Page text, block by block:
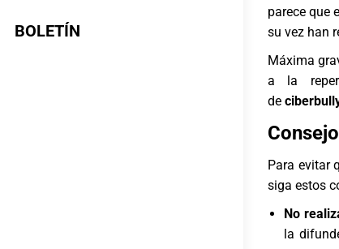
BOLETÍN
parece que
su vez han
Máxima
a la
de
Para evitar
siga estos
No
la